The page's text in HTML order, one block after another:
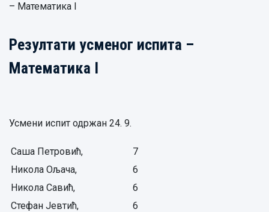
– Математика I
Резултати усменог испита –
Математика I
Усмени испит одржан 24. 9.
Саша Петровић,
7
Никола Ољача,
6
Никола Савић,
6
Стефан Јевтић,
6